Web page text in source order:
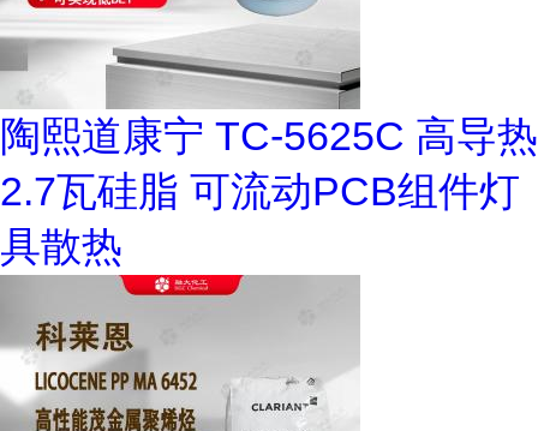
陶熙道康宁 TC-5625C 高导热
2.7瓦硅脂 可流动PCB组件灯
具散热